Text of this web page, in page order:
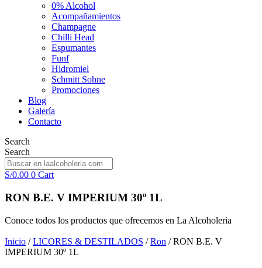
0% Alcohol
Acompañamientos
Champagne
Chilli Head
Espumantes
Funf
Hidromiel
Schmitt Sohne
Promociones
Blog
Galería
Contacto
Search
Search
S/0.00 0 Cart
RON B.E. V IMPERIUM 30º 1L
Conoce todos los productos que ofrecemos en La Alcoholeria
Inicio /LICORES & DESTILADOS /Ron / RON B.E. V
IMPERIUM 30º 1L